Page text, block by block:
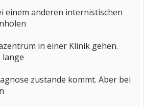
einem anderen internistischen
in einer Klinik gehen.
lange
zustande kommt. Aber bei